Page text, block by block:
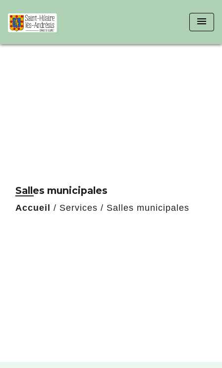
menu
Salles municipales
Accueil / Services / Salles municipales